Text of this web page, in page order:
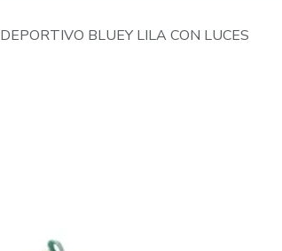
DEPORTIVO BLUEY LILA CON LUCES